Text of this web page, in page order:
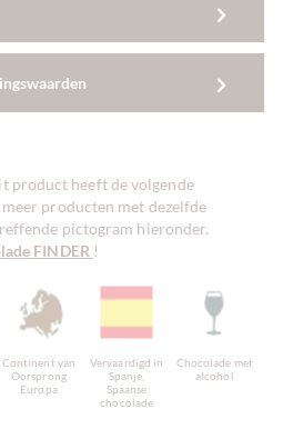
product heeft de volgende
producten met dezelfde
pictogram hieronder.
FINDER !
Continent van
Oorsprong
Europa
Vervaardigd in
Spanje,
Spaanse
chocolade
Chocolade met
alcohol